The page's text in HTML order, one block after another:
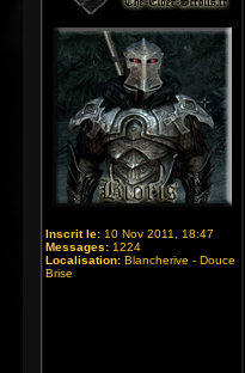
Inscrit le: 10 Nov 2011, 18:47
Messages: 1224
Localisation: Blancherive - Douce
Brise